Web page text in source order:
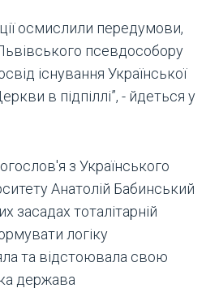
осмислили передумови,
псевдособору
існування Української
в підпіллі”, - йдеться у
з Українського
Анатолій Бабинський
засадах тоталітарній
логіку
та відстоювала свою
держава